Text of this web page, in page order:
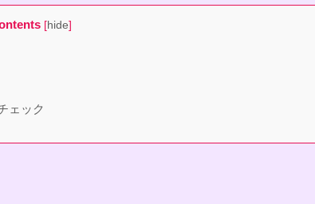
[hide]
ェック